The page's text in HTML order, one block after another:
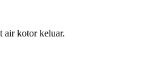
air kotor keluar.